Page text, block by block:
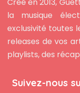
Créé en 2013,
la musique
exclusivité toutes
releases de vos
playlists, des
Suivez-nous